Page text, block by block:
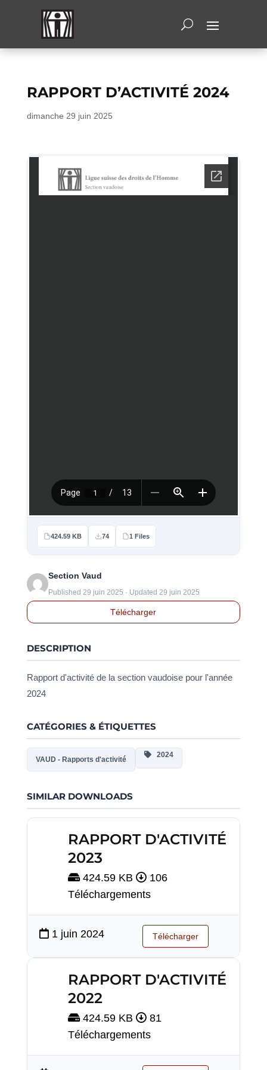
RAPPORT D’ACTIVITÉ 2024
dimanche 29 juin 2025
424.59 KB 74 1 Files
Section Vaud
Published 29 juin 2025 · Updated 29 juin 2025
Télécharger
DESCRIPTION
Rapport d'activité de la section vaudoise pour l'année
2024
CATÉGORIES & ÉTIQUETTES
VAUD - Rapports d'activité
2024
SIMILAR DOWNLOADS
RAPPORT D'ACTIVITÉ
2023
424.59 KB
106
Téléchargements
1 juin 2024 Télécharger
RAPPORT D'ACTIVITÉ
2022
424.59 KB
81
Téléchargements